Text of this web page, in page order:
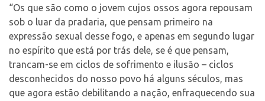
“Os que são como o jovem cujos ossos agora repousam
sob o luar da pradaria, que pensam primeiro na
expressão sexual desse fogo, e apenas em segundo lugar
no espírito que está por trás dele, se é que pensam,
trancam-se em ciclos de sofrimento e ilusão – ciclos
desconhecidos do nosso povo há alguns séculos, mas
que agora estão debilitando a nação, enfraquecendo sua